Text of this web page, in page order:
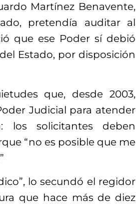
Martínez Benavente,
pretendía auditar al
que ese Poder sí debió
Estado, por disposición
que, desde 2003,
Judicial para atender
los solicitantes deben
“no es posible que me
lo secundó el regidor
que hace más de diez